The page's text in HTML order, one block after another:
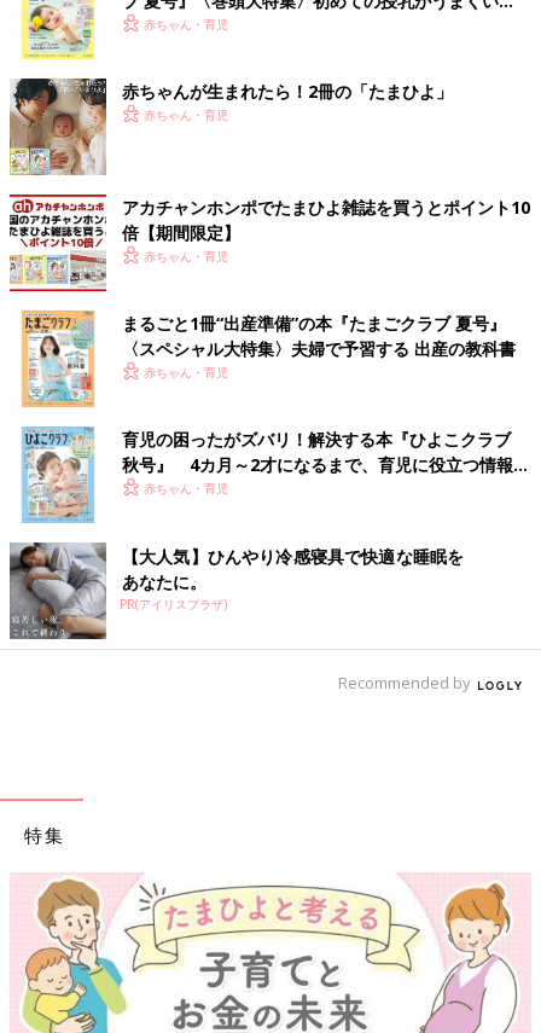
く！ おっぱい・ミルクの基本と夏のトラブル 解決テ
赤ちゃん・育児
赤ちゃんが生まれたら！2冊の「たまひよ」
赤ちゃん・育児
アカチャンホンポでたまひよ雑誌を買うとポイント10
倍【期間限定】
赤ちゃん・育児
まるごと1冊“出産準備”の本『たまごクラブ 夏号』
〈スペシャル大特集〉夫婦で予習する 出産の教科書
赤ちゃん・育児
育児の困ったがズバリ！解決する本『ひよこクラブ
秋号』 4カ月～2才になるまで、育児に役立つ情報が
いっぱい！
赤ちゃん・育児
【大人気】ひんやり冷感寝具で快適な睡眠を
あなたに。
PR(アイリスプラザ)
Recommended by
特集